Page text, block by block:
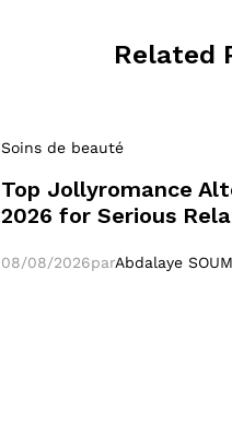
Related
Soins de beauté
Top Jollyromance
2026 for Serious
08/08/2026parAbdalaye